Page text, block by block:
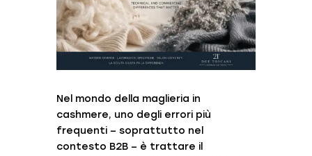
Nel mondo della maglieria in
cashmere, uno degli errori più
frequenti – soprattutto nel
contesto B2B – è trattare il